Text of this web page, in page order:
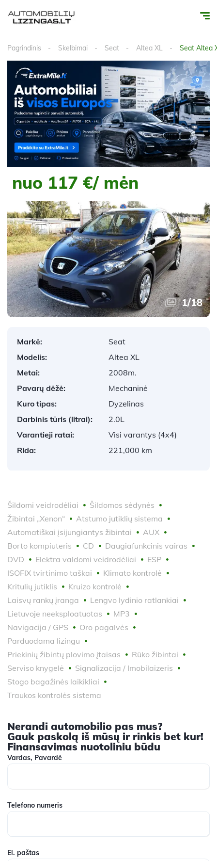
Pagrindinis Skelbimai Seat Altea XL Seat Altea
nuo 117 €/ mėn
1/18
Markė:
Seat
Modelis:
Altea XL
Metai:
2008m.
Pavarų dėžė:
Mechaninė
Kuro tipas:
Dyzelinas
Darbinis tūris (litrai):
2.0L
Varantieji ratai:
Visi varantys (4x4)
Rida:
221,000 km
Šildomi veidrodėliai
Šildomos sėdynės
Žibintai „Xenon“
Atstumo jutiklių sistema
Automatiškai įsijungiantys žibintai
AUX
Borto kompiuteris
CD
Daugiafunkcinis vairas
DVD
Elektra valdomi veidrodėliai
ESP
ISOFIX tvirtinimo taškai
Klimato kontrolė
Kritulių jutiklis
Kruizo kontrolė
Laisvų rankų įranga
Lengvo lydinio ratlankiai
Lietuvoje neeksploatuotas
MP3
Navigacija / GPS
Oro pagalvės
Parduodama lizingu
Priekinių žibintų plovimo įtaisas
Rūko žibintai
Serviso knygelė
Signalizacija / Imobilaizeris
Stogo bagažinės laikikliai
Traukos kontrolės sistema
Nerandi automobilio pas mus?
Gauk paskolą iš mūsų ir rinkis bet kur!
Finansavimas nuotoliniu būdu
Vardas, Pavardė
Telefono numeris
El. paštas